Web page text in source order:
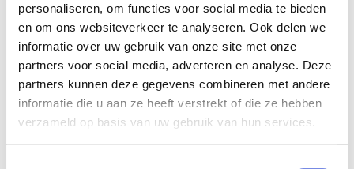
personaliseren, om functies voor social media te bieden
en om ons websiteverkeer te analyseren. Ook delen we
informatie over uw gebruik van onze site met onze
partners voor social media, adverteren en analyse. Deze
partners kunnen deze gegevens combineren met andere
informatie die u aan ze heeft verstrekt of die ze hebben
verzameld op basis van uw gebruik van hun services.
Om te bepalen welk type investeerder het beste
bij u en uw onderneming past, inventariseren wij
waaraan behoefte is bij u en uw bedrijf. Op basis
hiervan komen wij met een selectie van partijen
die hier goed bij past. Door onze jarenlange
ervaring hebben wij een uitgebreid netwerk met